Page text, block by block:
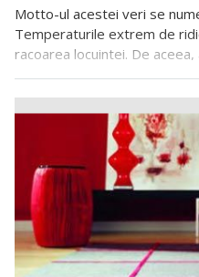
Motto-ul acestei veri se
Temperaturile extrem de
racoarea locuintei. De
crem ne aduc - cel putin